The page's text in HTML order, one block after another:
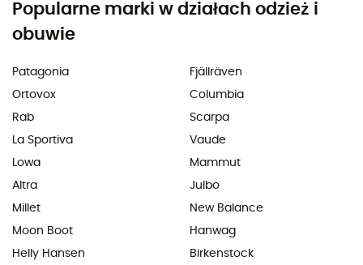
Popularne marki w działach odzież i
obuwie
Patagonia
Ortovox
Rab
La Sportiva
Lowa
Altra
Millet
Moon Boot
Helly Hansen
Fjällräven
Columbia
Scarpa
Vaude
Mammut
Julbo
New Balance
Hanwag
Birkenstock